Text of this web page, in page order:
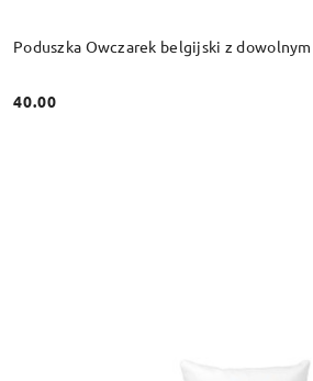
Poduszka Owczarek belgijski z
Cena:
40.00